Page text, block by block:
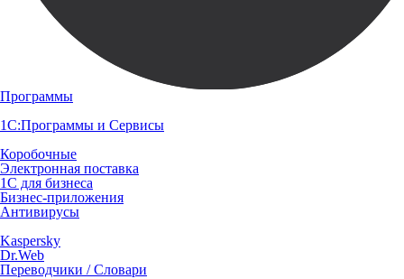
Программы
1С:Программы и Сервисы
Коробочные
Электронная поставка
1С для бизнеса
Бизнес-приложения
Антивирусы
Kaspersky
Dr.Web
Переводчики / Словари